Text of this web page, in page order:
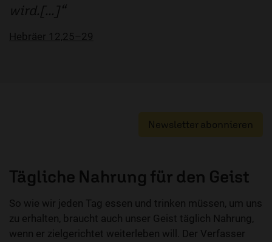
wird.[...]
Hebräer 12,25–29
Newsletter abonnieren
Tägliche Nahrung für den Geist
So wie wir jeden Tag essen und trinken müssen, um uns
zu erhalten, braucht auch unser Geist täglich Nahrung,
wenn er zielgerichtet weiterleben will. Der Verfasser